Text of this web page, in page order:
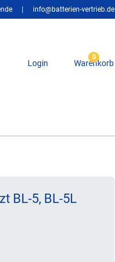
info@batterien-vertrieb.de
Login
0
Warenkorb
BL-5, BL-5L